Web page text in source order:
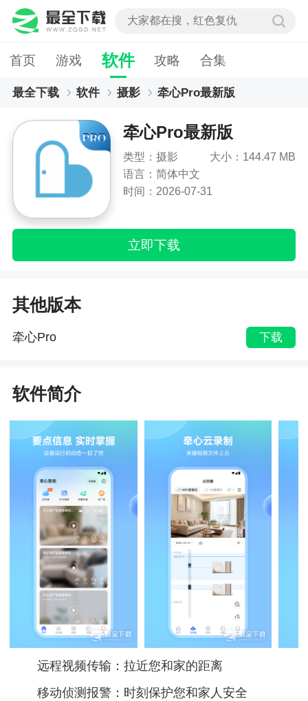
首页 游戏 软件 攻略 合集
最全下载 软件 摄影 牵心Pro最新版
牵心Pro最新版
类型：摄影
大小：144.47 MB
语言：简体中文
时间：2026-07-31
立即下载
其他版本
牵心Pro 下载
软件简介
远程视频传输：拉近您和家的距离
移动侦测报警：时刻保护您和家人安全